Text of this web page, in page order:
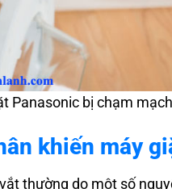
Panasonic bị chạm
khiến máy
thường do một số